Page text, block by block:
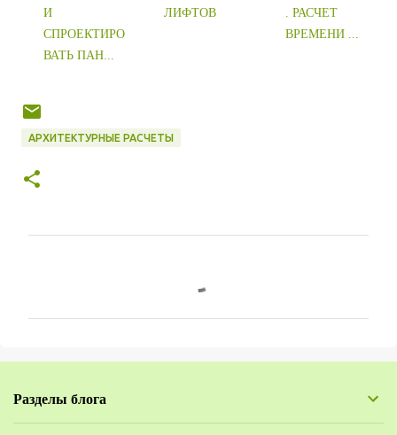
И
СПРОЕКТИРО
ВАТЬ ПАН...
ЛИФТОВ
. РАСЧЕТ
ВРЕМЕНИ ...
АРХИТЕКТУРНЫЕ РАСЧЕТЫ
е
т
Разделы блога